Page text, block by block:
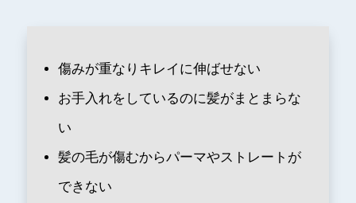
傷みが重なりキレイに伸ばせない
お手入れをしているのに髪がまとまらな
い
髪の毛が傷むからパーマやストレートが
できない